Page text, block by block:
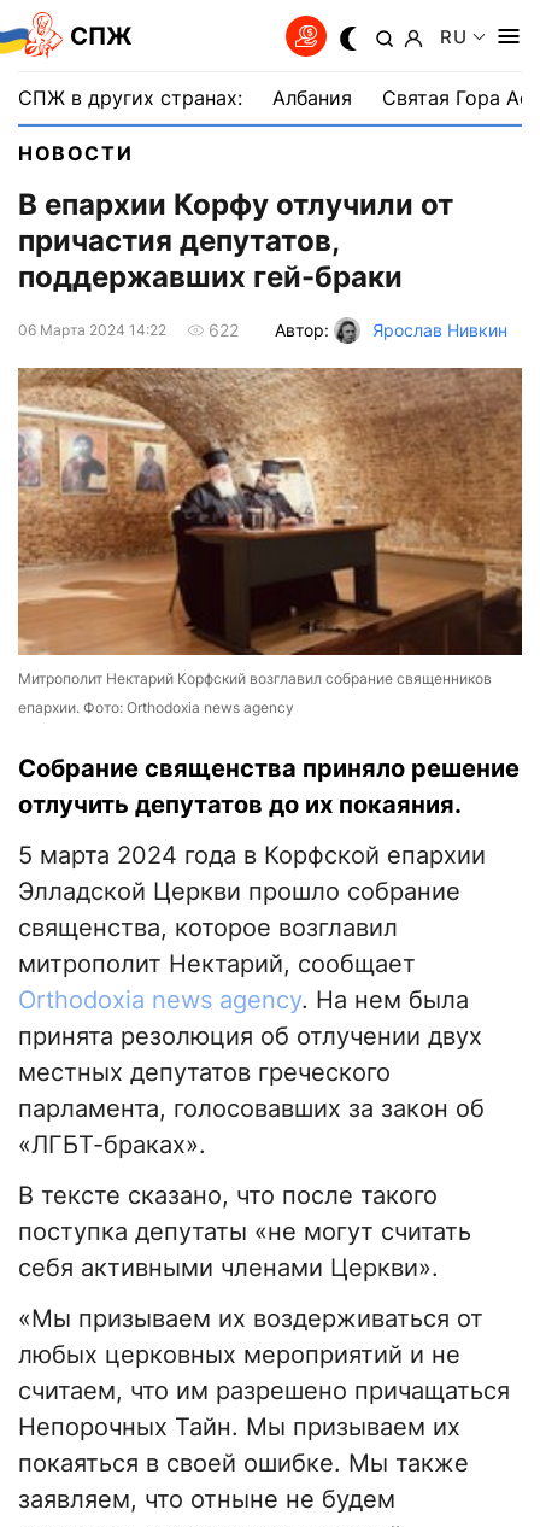
СПЖ RU
СПЖ в других странах: Албания Святая Гора
НОВОСТИ
В епархии Корфу отлучили от
причастия депутатов,
поддержавших гей-браки
06 Марта 2024 14:22 622 Автор: Ярослав Нивкин
Митрополит Нектарий Корфский возглавил собрание священников
епархии. Фото: Orthodoxia news agency
Собрание священства приняло решение
отлучить депутатов до их покаяния.
5 марта 2024 года в Корфской епархии
Элладской Церкви прошло собрание
священства, которое возглавил
митрополит Нектарий, сообщает
Orthodoxia news agency. На нем была
принята резолюция об отлучении двух
местных депутатов греческого
парламента, голосовавших за закон об
«ЛГБТ-браках».
В тексте сказано, что после такого
поступка депутаты «не могут считать
себя активными членами Церкви».
«Мы призываем их воздерживаться от
любых церковных мероприятий и не
считаем, что им разрешено причащаться
Непорочных Тайн. Мы призываем их
покаяться в своей ошибке. Мы также
заявляем, что отныне не будем